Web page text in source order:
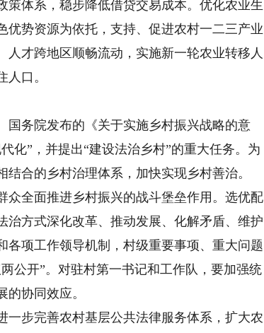
体系，稳步降低借贷交易成本。优化农业生
势资源为依托，支持、促进农村一二三产业
才跨地区顺畅流动，实施新一轮农业转移人
口。
务院发布的《关于实施乡村振兴战略的意
化”，并提出“建设法治乡村”的重大任务。为
合的乡村治理体系，加快实现乡村善治。
全面推进乡村振兴的战斗堡垒作用。选优配
方式深化改革、推动发展、化解矛盾、维护
项工作领导机制，村级重要事项、重大问题
公开”。对驻村第一书记和工作队，要加强统
协同效应。
步完善农村基层公共法律服务体系，扩大农